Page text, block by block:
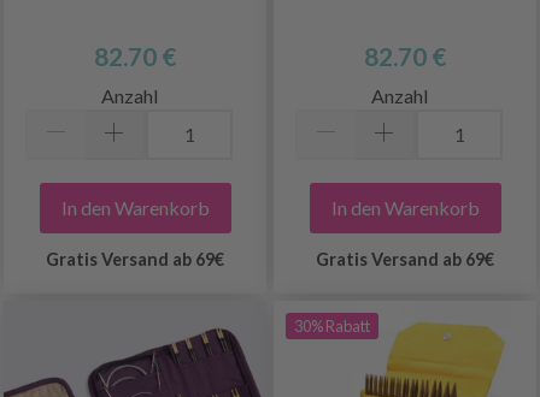
82.70 €
Anzahl
In den Warenkorb
Gratis Versand ab 69€
82.70 €
Anzahl
In den Warenkorb
Gratis Versand ab 69€
30% Rabatt